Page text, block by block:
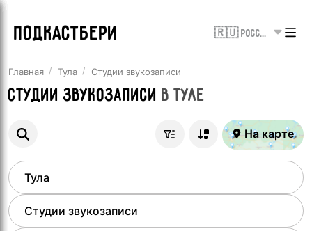
ПОДКАСТБЕРИ 🇷🇺 Россия
Главная Тула Студии звукозаписи
Студии звукозаписи вТуле
На карте